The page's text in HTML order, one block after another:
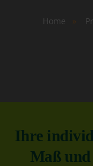
Home
Ihre
Maß